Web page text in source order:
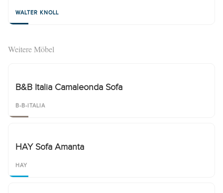
WALTER KNOLL
Weitere Möbel
B&B Italia Camaleonda Sofa
B-B-ITALIA
HAY Sofa Amanta
HAY